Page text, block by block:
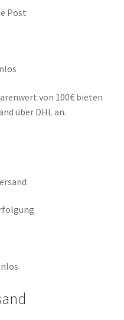
Post
von 100€ bieten
über DHL an.